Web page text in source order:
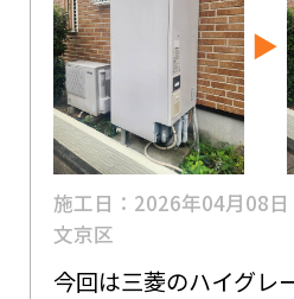
施工日：2026年04月08日
文京区
今回は三菱のハイグレ